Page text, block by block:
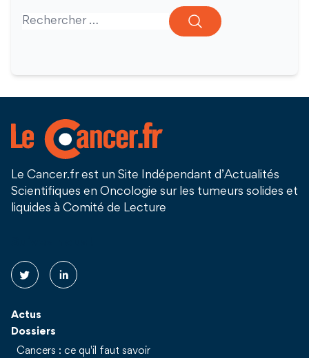
Search for:
Le Cancer.fr est un Site Indépendant d’Actualités
Scientifiques en Oncologie sur les tumeurs solides et
liquides à Comité de Lecture
Actus
Dossiers
Cancers : ce qu'il faut savoir